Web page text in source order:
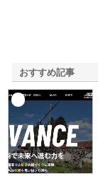
おすすめ記事